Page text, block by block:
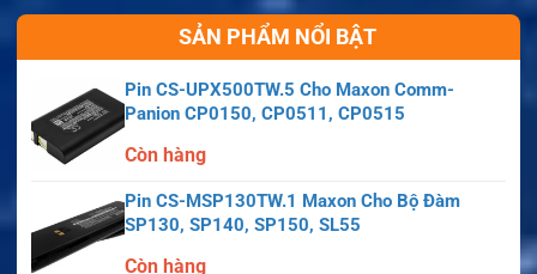
SẢN PHẨM NỔI BẬT
Pin CS-UPX500TW.5 Cho Maxon Comm-
Panion CP0150, CP0511, CP0515
Còn hàng
Pin CS-MSP130TW.1 Maxon Cho Bộ Đàm
SP130, SP140, SP150, SL55
Còn hàng